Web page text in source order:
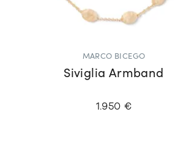
MARCO BICEGO
Siviglia Armband
1.950 €